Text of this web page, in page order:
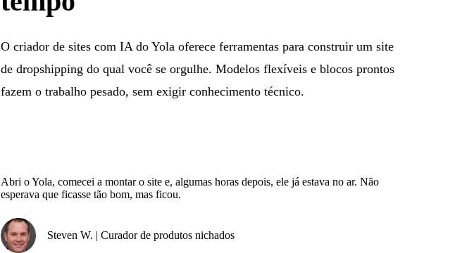
O criador de sites com IA do Yola oferece ferramentas para construir um site
de dropshipping do qual você se orgulhe. Modelos flexíveis e blocos prontos
fazem o trabalho pesado, sem exigir conhecimento técnico.
Abri o Yola, comecei a montar o site e, algumas horas depois, ele já estava no ar. Não
esperava que ficasse tão bom, mas ficou.
Steven W. | Curador de produtos nichados